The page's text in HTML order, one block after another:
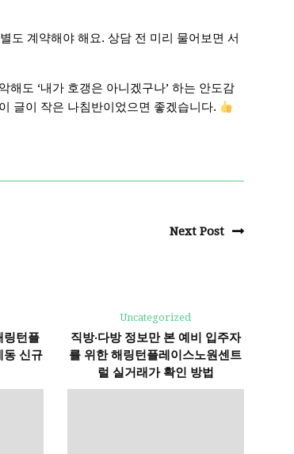
도 계약해야 해요. 상담 전 미리 물어보면 서
도 ‘내가 호갱은 아니겠구나’ 하는 안도감
글이 작은 나침반이었으면 좋겠습니다.
Next Post
링턴플
동 신규
Uncategorized
직방·다방 정보만 본 예비 입주자
를 위한 해링턴플레이스노원센트
럴 실거래가 확인 방법